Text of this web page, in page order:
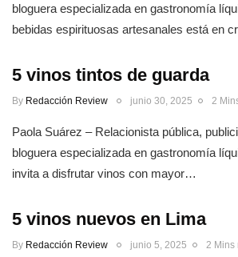
bloguera especializada en gastronomía
bebidas espirituosas artesanales está en
5 vinos tintos de guarda
By Redacción Review junio 30, 2025 2
Paola Suárez – Relacionista pública,
bloguera especializada en gastronomía
invita a disfrutar vinos con mayor…
5 vinos nuevos en Lima
By Redacción Review junio 5, 2025 2 Mins